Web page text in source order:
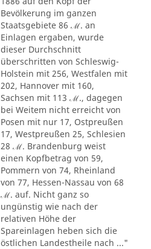
Bevölkerung im ganzen
Staatsgebiete 86 ℳ. an
Einlagen ergaben, wurde
dieser Durchschnitt
überschritten von Schleswig-
Holstein mit 256, Westfalen mit
202, Hannover mit 160,
Sachsen mit 113 ℳ., dagegen
bei Weitem nicht erreicht von
Posen mit nur 17, Ostpreußen
17, Westpreußen 25, Schlesien
28 ℳ. Brandenburg weist
einen Kopfbetrag von 59,
Pommern von 74, Rheinland
von 77, Hessen-Nassau von 68
ℳ. auf. Nicht ganz so
ungünstig wie nach der
relativen Höhe der
Spareinlagen heben sich die
östlichen Landestheile nach ..."